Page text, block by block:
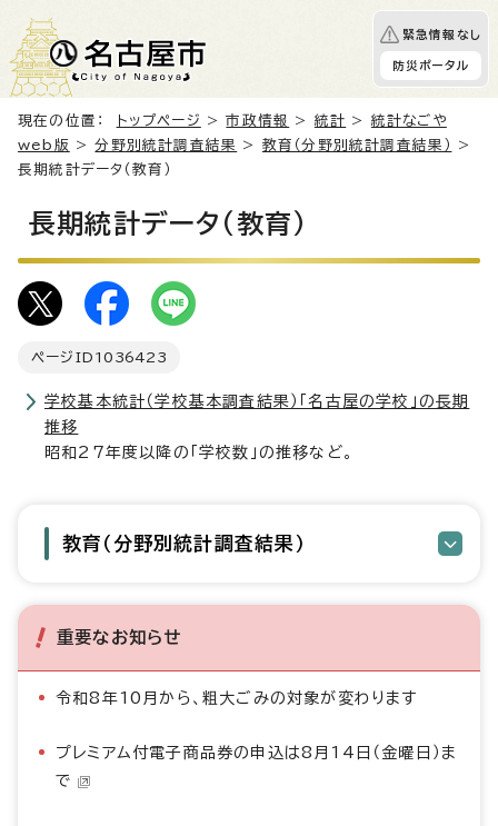
緊急情報なし
防災ポータル
現在の位置： トップページ >市政情報 > 統計 > 統計なごや
web版 >分野別統計調査結果 > 教育（分野別統計調査結果）
>
長期統計データ（教育）
長期統計データ（教育）
ページID 1036423
学校基本統計（学校基本調査結果）「名古屋の学校」の長期
推移
昭和27年度以降の「学校数」の推移など。
教育（分野別統計調査結果）
重要なお知らせ
令和8年10月から、粗大ごみの対象が変わります
プレミアム付電子商品券の申込は8月14日（金曜日）ま
で